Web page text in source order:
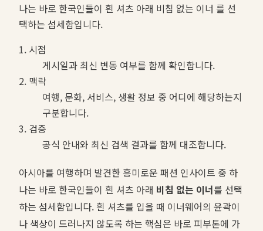
나는 바로 한국인들이 흰 셔츠 아래 비침 없는 이너 를 선
택하는 섬세함입니다.
1. 시점
게시일과 최신 변동 여부를 함께 확인합니다.
2. 맥락
여행, 문화, 서비스, 생활 정보 중 어디에 해당하는지
구분합니다.
3. 검증
공식 안내와 최신 검색 결과를 함께 대조합니다.
아시아를 여행하며 발견한 흥미로운 패션 인사이트 중 하
나는 바로 한국인들이 흰 셔츠 아래 비침 없는 이너를 선택
하는 섬세함입니다. 흰 셔츠를 입을 때 이너웨어의 윤곽이
나 색상이 드러나지 않도록 하는 핵심은 바로 피부톤에 가